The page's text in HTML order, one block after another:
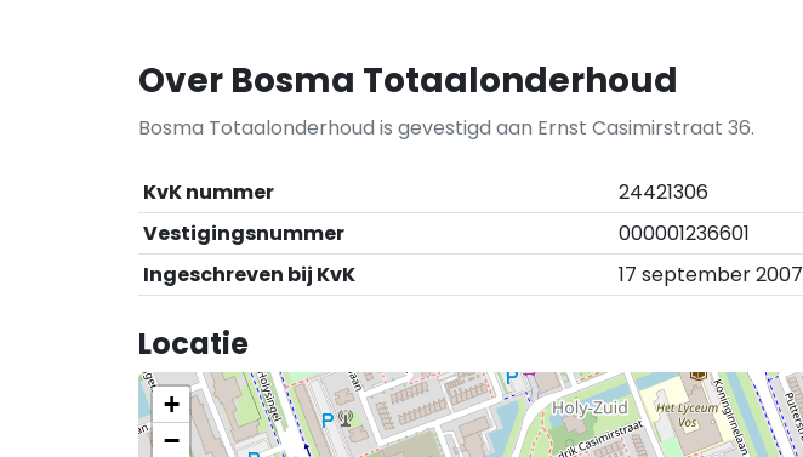
Over Bosma Totaalonderhoud
Bosma Totaalonderhoud is gevestigd aan Ernst Casimirstraat 36.
KvK nummer
24421306
Vestigingsnummer
000001236601
Ingeschreven bij KvK
17 september 2007
Locatie
+
−